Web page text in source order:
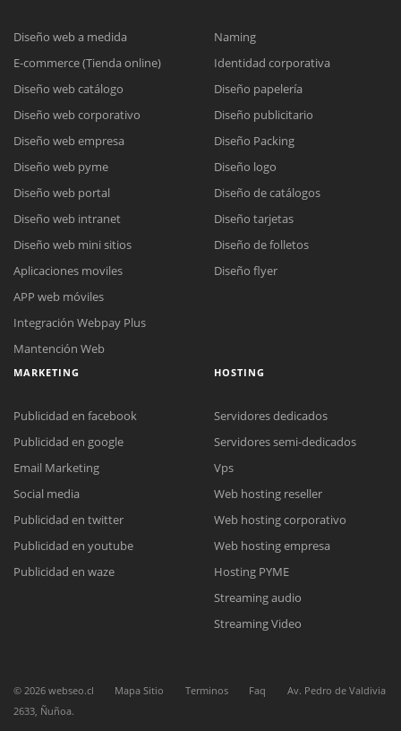
Reunión online
Nuestros ejecutivos le enviarán un correo electrónico con el enlace a
Meet para la reunión online.
Cotización
Todos nuestros ejecutivos están fuera de línea. Complete el formulario
Diseño web a medida
E-commerce (Tienda online)
Diseño web catálogo
Diseño web corporativo
Diseño web empresa
Diseño web pyme
Diseño web portal
Diseño web intranet
Diseño web mini sitios
Aplicaciones moviles
APP web móviles
Integración Webpay Plus
Mantención Web
Naming
Identidad corporativa
Diseño papelería
Diseño publicitario
Diseño Packing
Diseño logo
Diseño de catálogos
Diseño tarjetas
Diseño de folletos
Diseño flyer
MARKETING
Publicidad en facebook
Publicidad en google
Email Marketing
Social media
Publicidad en twitter
Publicidad en youtube
Publicidad en waze
HOSTING
Servidores dedicados
Servidores semi-dedicados
Vps
Web hosting reseller
Web hosting corporativo
Web hosting empresa
Hosting PYME
Streaming audio
Streaming Video
© 2026 webseo.cl Mapa Sitio Terminos Faq
Av. Pedro de Valdivia
2633, Ñuñoa.